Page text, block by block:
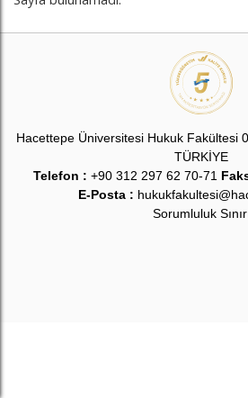
Hacettepe Üniversitesi Hukuk Fakültesi
TÜRKİYE
Telefon : +90 312 297 62 70-71
E-Posta :
Sorumluluk